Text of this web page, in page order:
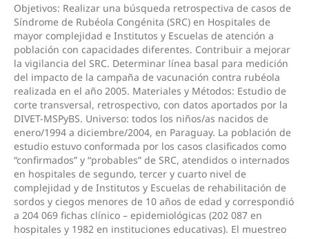
Objetivos: Realizar una búsqueda retrospectiva de casos de
Síndrome de Rubéola Congénita (SRC) en Hospitales de
mayor complejidad e Institutos y Escuelas de atención a
población con capacidades diferentes. Contribuir a mejorar
la vigilancia del SRC. Determinar línea basal para medición
del impacto de la campaña de vacunación contra rubéola
realizada en el año 2005. Materiales y Métodos: Estudio de
corte transversal, retrospectivo, con datos aportados por la
DIVET-MSPyBS. Universo: todos los niños/as nacidos de
enero/1994 a diciembre/2004, en Paraguay. La población de
estudio estuvo conformada por los casos clasificados como
“confirmados” y “probables” de SRC, atendidos o internados
en hospitales de segundo, tercer y cuarto nivel de
complejidad y de Institutos y Escuelas de rehabilitación de
sordos y ciegos menores de 10 años de edad y correspondió
a 204 069 fichas clínico – epidemiológicas (202 087 en
hospitales y 1982 en instituciones educativas). El muestreo